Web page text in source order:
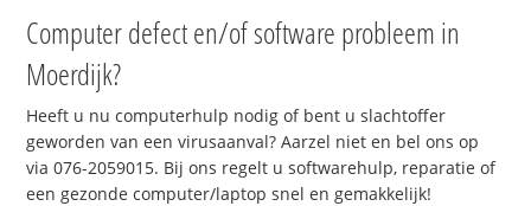
Computer defect en/of software probleem in
Moerdijk?
Heeft u nu computerhulp nodig of bent u slachtoffer
geworden van een virusaanval? Aarzel niet en bel ons op
via 076-2059015. Bij ons regelt u softwarehulp, reparatie of
een gezonde computer/laptop snel en gemakkelijk!